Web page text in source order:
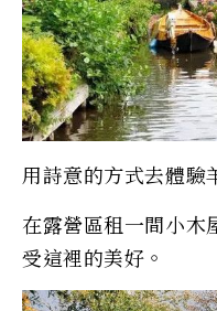
用詩意的方式去體驗
在露營區租一間小木
受這裡的美好。